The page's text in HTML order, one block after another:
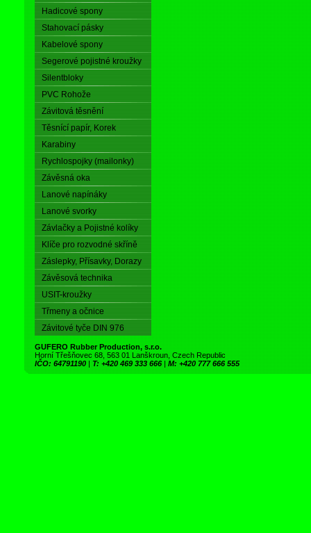
Hadicové spony
Stahovací pásky
Kabelové spony
Segerové pojistné kroužky
Silentbloky
PVC Rohože
Závitová těsnění
Těsnící papír, Korek
Karabiny
Rychlospojky (mailonky)
Závěsná oka
Lanové napínáky
Lanové svorky
Závlačky a Pojistné kolíky
Klíče pro rozvodné skříně
Záslepky, Přísavky, Dorazy
Závěsová technika
USIT-kroužky
Třmeny a očnice
Závitové tyče DIN 976
GUFERO Rubber Production, s.r.o.
Horní Třešňovec 68, 563 01 Lanškroun, Czech Republic
IČO: 64791190 | T: +420 469 333 666 | M: +420 777 666 555